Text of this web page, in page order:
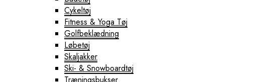
Cykeltøj
Fitness & Yoga Tøj
Golfbeklædning
Løbetøj
Skaljakker
Ski- & Snowboardtøj